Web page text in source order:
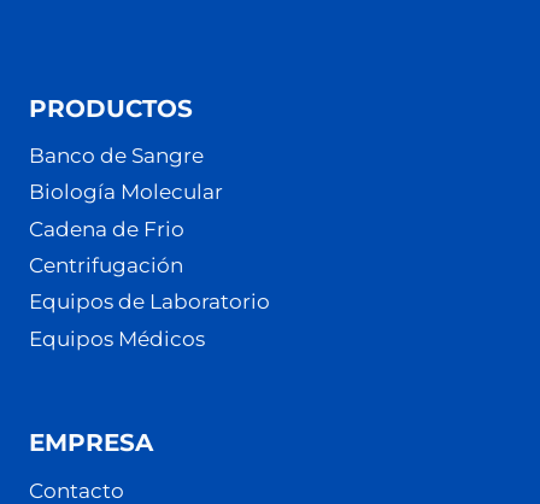
PRODUCTOS
Banco de Sangre
Biología Molecular
Cadena de Frio
Centrifugación
Equipos de Laboratorio
Equipos Médicos
EMPRESA
Contacto